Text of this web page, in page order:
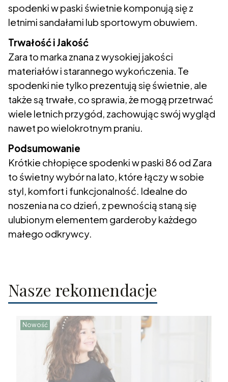
spodenki w paski świetnie komponują się z
letnimi sandałami lub sportowym obuwiem.
Trwałość i Jakość
Zara to marka znana z wysokiej jakości
materiałów i starannego wykończenia. Te
spodenki nie tylko prezentują się świetnie, ale
także są trwałe, co sprawia, że mogą przetrwać
wiele letnich przygód, zachowując swój wygląd
nawet po wielokrotnym praniu.
Podsumowanie
Krótkie chłopięce spodenki w paski 86 od Zara
to świetny wybór na lato, które łączy w sobie
styl, komfort i funkcjonalność. Idealne do
noszenia na co dzień, z pewnością staną się
ulubionym elementem garderoby każdego
małego odkrywcy.
Nasze rekomendacje
Nowość